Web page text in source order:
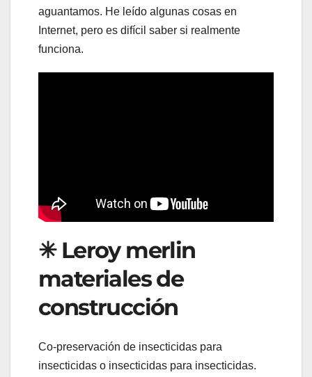
aguantamos. He leído algunas cosas en
Internet, pero es difícil saber si realmente
funciona.
✳ Leroy merlin
materiales de
construcción
Co-preservación de insecticidas para
insecticidas o insecticidas para insecticidas.